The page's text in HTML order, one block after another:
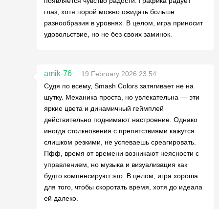
глаз, хотя порой можно ожидать больше
разнообразия в уровнях. В целом, игра приносит
удовольствие, но не без своих заминок.
amik-76
19 February 2026 23:54
Судя по всему, Smash Colors затягивает не на
шутку. Механика проста, но увлекательна — эти
яркие цвета и динамичный геймплей
действительно поднимают настроение. Однако
иногда столкновения с препятствиями кажутся
слишком резкими, не успеваешь среагировать.
Пфф, время от времени возникают неясности с
управлением, но музыка и визуализация как
будто компенсируют это. В целом, игра хороша
для того, чтобы скоротать время, хотя до идеала
ей далеко.